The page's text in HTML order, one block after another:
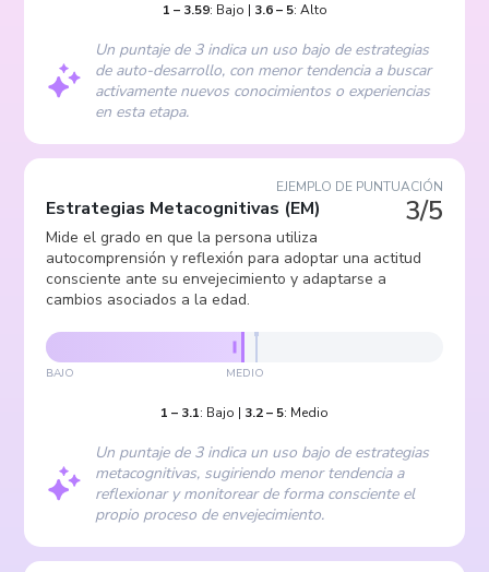
1 – 3.59: Bajo | 3.6– 5: Alto
Un puntaje de 3 indica un uso bajo de estrategias
de auto-desarrollo, con menor tendencia a buscar
activamente nuevos conocimientos o experiencias
en esta etapa.
EJEMPLO DE PUNTUACIÓN
3/5
Estrategias Metacognitivas (EM)
Mide el grado en que la persona utiliza
autocomprensión y reflexión para adoptar una actitud
consciente ante su envejecimiento y adaptarse a
cambios asociados a la edad.
BAJO MEDIO
1 – 3.1: Bajo | 3.2– 5: Medio
Un puntaje de 3 indica un uso bajo de estrategias
metacognitivas, sugiriendo menor tendencia a
reflexionar y monitorear de forma consciente el
propio proceso de envejecimiento.